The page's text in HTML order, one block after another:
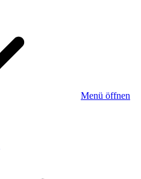
Menü öffnen